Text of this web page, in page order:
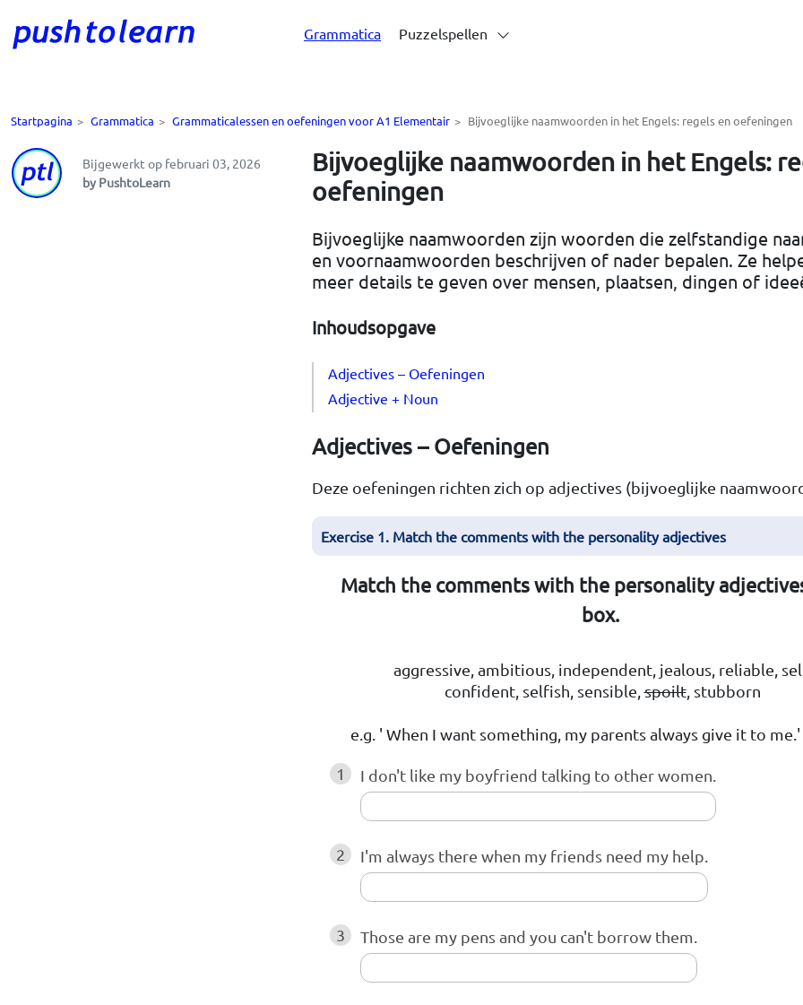
Grammatica Puzzelspellen
Startpagina > Grammatica > Grammaticalessen en oefeningen voor A1 Elementair > Bijvoeglijke naamwoorden in het Engels: regels en oefeningen
Bijgewerkt op februari 03, 2026
by PushtoLearn
Bijvoeglijke naamwoorden in het Engels:
oefeningen
Bijvoeglijke naamwoorden zijn woorden die zelfstandige
en voornaamwoorden beschrijven of nader bepalen. Ze
meer details te geven over mensen, plaatsen, dingen of
Inhoudsopgave
Adjectives – Oefeningen
Adjective + Noun
Adjectives – Oefeningen
Deze oefeningen richten zich op adjectives (bijvoeglijke
Exercise 1. Match the comments with the personality adjectives
Match the comments with the personality
box.
aggressive, ambitious, independent, jealous, reliable,
confident, selfish, sensible,spoilt, stubborn
e.g. ' When I want something, my parents always give it to
1 I don't like my boyfriend talking to other women.
2 I'm always there when my friends need my help.
3 Those are my pens and you can't borrow them.